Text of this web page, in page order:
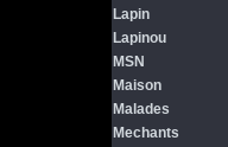
Lapin
Lapinou
MSN
Maison
Malades
Mechants